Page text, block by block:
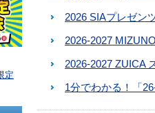
2026 SIAプレゼン
2026-2027
2026-2027 ZUICA
1分でわかる！「
定